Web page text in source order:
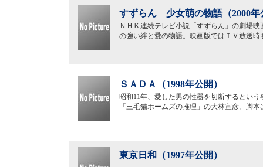
すずらん 少女萌の物語（2000年
ＮＨＫ連続テレビ小説「すずらん」の劇場
の強い絆と愛の物語。映画版ではＴＶ放送
ＳＡＤＡ（1998年公開）
昭和11年、愛した男の性器を切断するとい
「三毛猫ホームズの推理」の大林宣彦。脚
東京日和（1997年公開）